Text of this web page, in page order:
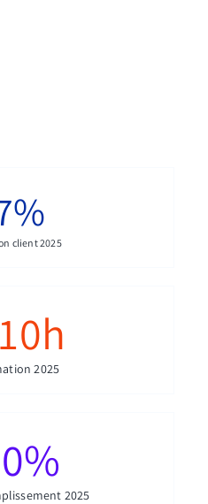
%
client 2025
h
2025
%
2025